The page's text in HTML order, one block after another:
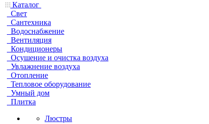
Каталог
Свет
Сантехника
Водоснабжение
Вентиляция
Кондиционеры
Осушение и очистка воздуха
Увлажнение воздуха
Отопление
Тепловое оборудование
Умный дом
Плитка
Люстры